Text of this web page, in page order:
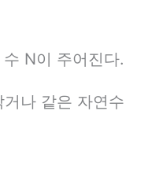
N이 주어진다.
나 같은 자연수